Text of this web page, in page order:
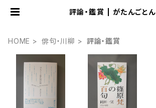
評論・鑑賞 | がたんごとん
HOME 俳句・川柳 評論・鑑賞